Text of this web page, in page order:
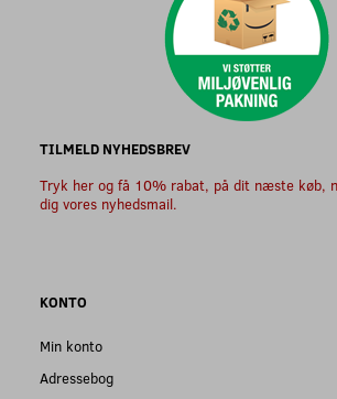
TILMELD NYHEDSBREV
Tryk her og få 10% rabat, på dit næste køb,
dig vores nyhedsmail.
KONTO
Min konto
Adressebog